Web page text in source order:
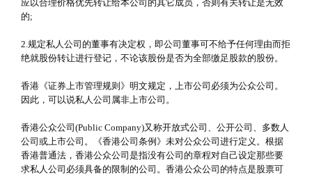
应以合理价格优先转让给本公司的其它成员，否则有关转让是无效
的;
2.规定私人公司的董事有决定权，即公司董事可不给予任何理由而拒
绝就股份转让进行登记，不论该股份是否为全部缴足股款的股份。
香港《证券上市管理规则》明文规定，上市公司必须为公众公司。
因此，可以说私人公司属非上市公司。
香港公众公司(Public Company)又称开放式公司、公开公司、多数人
公司或上市公司。《香港公司条例》未对公众公司进行定义。根据
香港普通法，香港公众公司是指没有公司的章程对自己设定那些要
求私人公司必须具备的限制的公司。香港公众公司的特点是股票可